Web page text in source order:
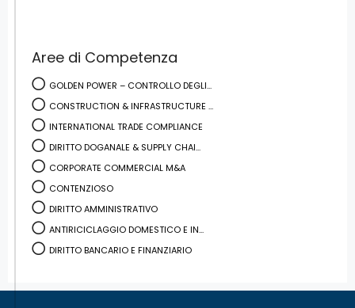
Aree di Competenza
GOLDEN POWER – CONTROLLO DEGLI...
CONSTRUCTION & INFRASTRUCTURE ...
INTERNATIONAL TRADE COMPLIANCE
DIRITTO DOGANALE & SUPPLY CHAI...
CORPORATE COMMERCIAL M&A
CONTENZIOSO
DIRITTO AMMINISTRATIVO
ANTIRICICLAGGIO DOMESTICO E IN...
DIRITTO BANCARIO E FINANZIARIO